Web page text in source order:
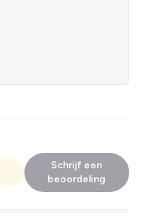
Schrijf een
beoordeling